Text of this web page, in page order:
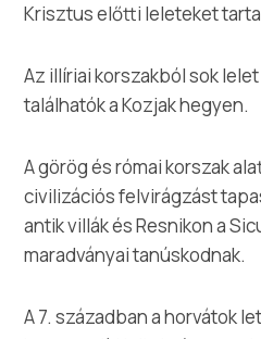
Villa Nika, Kamberovo
Krisztus előtti leleteket
Az illíriai korszakból sok
találhatók a Kozjak hegyen.
A görög és római korszak
civilizációs felvirágzást
antik villák és Resnikon a
maradványai tanúskodnak.
A 7. században a horvátok